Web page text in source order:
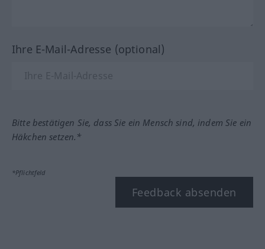
Ihre E-Mail-Adresse (optional)
Bitte bestätigen Sie, dass Sie ein Mensch sind, indem Sie ein
Häkchen setzen.*
*Pflichtfeld
Feedback absenden